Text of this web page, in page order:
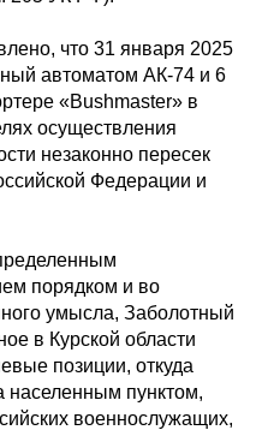
что 31 января 2025
автоматом АК-74 и 6
«Bushmaster» в
осуществления
незаконно пересек
Федерации и
порядком и во
умысла, Заболотный
в Курской области
позиции, откуда
населенным пунктом,
военнослужащих,